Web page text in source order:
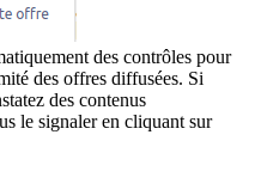
des contrôles pour
des offres diffusées. Si
des contenus
le signaler en cliquant sur